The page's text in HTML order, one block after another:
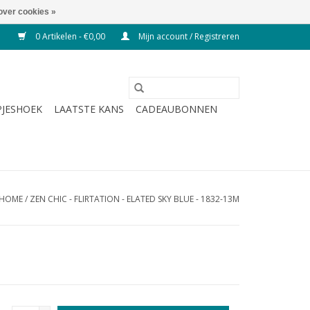
0 Artikelen - €0,00 Mijn account / Registreren
LAATSTE KANS
CADEAUBONNEN
HOME/ ZEN CHIC - FLIRTATION - ELATED SKY BLUE - 1832-13M
cookies »